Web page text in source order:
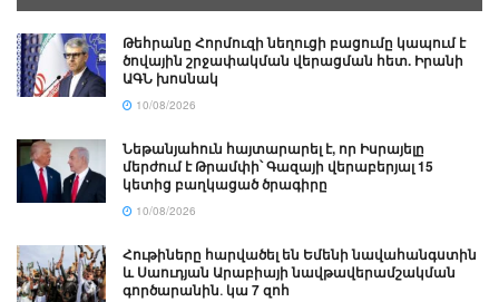
Թեհրանը Հորմուզի նեղուցի բացումը կապում է
ծովային շրջափակման վերացման հետ. Իրանի
ԱԳՆ խոսնակ
10/08/2026
Նեթանյահուն հայտարարել է, որ Իսրայելը
մերժում է Թրամփի՝ Գազայի վերաբերյալ 15
կետից բաղկացած ծրագիրը
10/08/2026
Հութիները հարվածել են Եմենի նավահանգստին
և Սաուդյան Արաբիայի նավթավերամշակման
գործարանին․ կա 7 զոհ